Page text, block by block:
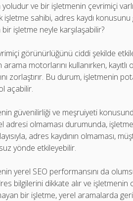
ve bir işletmenin çevrimiçi
sahibi, adres kaydı konusunu
işletme neyle karşılaşabilir?
görünürlüğünü ciddi şekilde
motorlarını kullanırken,
zorlaştırır. Bu durum, işletmenin
açabilir.
güvenilirliği ve meşruiyeti
adresi olmaması durumunda,
adres kaydının olmaması,
yönde etkileyebilir.
yerel SEO performansını da
bilgilerini dikkate alır ve işletmenin
bir işletme, yerel aramalarda